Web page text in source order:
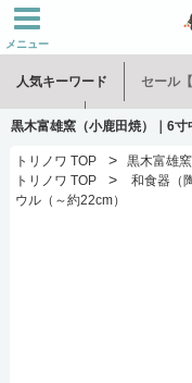
メニュー
人気キーワード セール
水谷和音 児玉修治
黒木富雄窯（小鹿田焼）｜6
トリノワ TOP >
黒木富雄窯
トリノワ TOP
> 和食器（
ウル（～約22cm）